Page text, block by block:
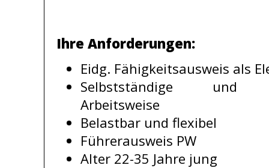
Ihre Anforderungen:
Eidg. Fähigkeitsausweis als
Selbstständige und
Arbeitsweise
Belastbar und flexibel
Führerausweis PW
Alter 22-35 Jahre jung